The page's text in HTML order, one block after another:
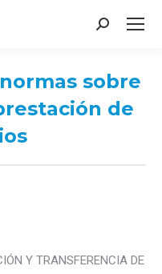
Search:
sobre
de
Y TRANSFERENCIA DE